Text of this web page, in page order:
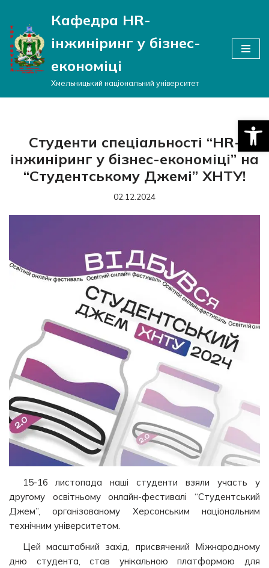
Перейти
до
вмісту
Кафедра HR-
інжиніринг у бізнес-
економіці
Хмельницький національний університет
Студенти спеціальності “HR-
інжиніринг у бізнес-економіці” на
“Студентському Джемі” ХНТУ!
02.12.2024
15-16 листопада наші студенти взяли участь у
другому освітньому онлайн-фестивалі “Студентський
Джем”, організованому Херсонським національним
технічним університетом.
Цей масштабний захід, присвячений Міжнародному
дню студента, став унікальною платформою для